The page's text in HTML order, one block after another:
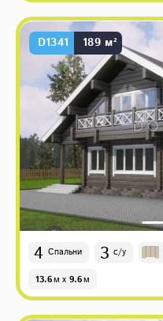
D1341 189 м²
4 Спальни 3 с/у
13.6м x 9.6м